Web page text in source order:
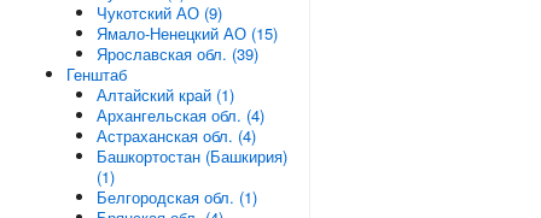
Чукотский АО (9)
Ямало-Ненецкий АО (15)
Ярославская обл. (39)
Генштаб
Алтайский край (1)
Архангельская обл. (4)
Астраханская обл. (4)
Башкортостан (Башкирия)
(1)
Белгородская обл. (1)